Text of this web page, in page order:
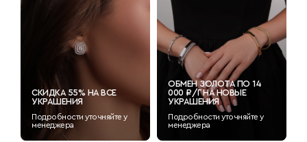
СКИДКА 55% НА ВСЕ
УКРАШЕНИЯ
Подробности уточняйте у
менеджера
ОБМЕН ЗОЛОТА ПО 14
000 ₽/Г НА НОВЫЕ
УКРАШЕНИЯ
Подробности уточняйте у
менеджера